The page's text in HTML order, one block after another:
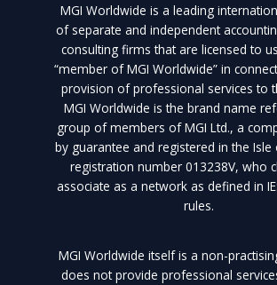
MGI Worldwide is a leading
of separate and independent
consulting firms that are licensed to
“member of MGI Worldwide” in
provision of professional services to
MGI Worldwide is the brand name
group of members of MGI Ltd., a
by guarantee and registered in the
registration number 013238V, who
associate as a network as defined in
rules.
MGI Worldwide itself is a non-
does not provide professional